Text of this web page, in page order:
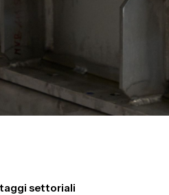
settoriali